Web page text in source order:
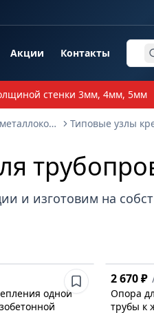
Акции Контакты
стенки 3мм, 4мм, 5мм
Опоры трубопроводов и металлоконструкции
и изготовим на
одной
2 670 ₽
Опора
трубы к